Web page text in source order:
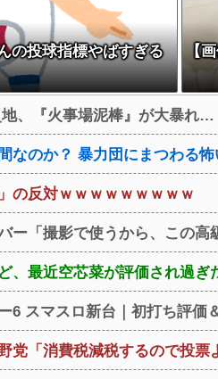
の投球指標やばすぎる
【
地、『火事場泥棒』が大暴れ…
なのか？ 暴力団にまつわる
の反対ｗｗｗｗｗｗｗｗｗ
ー「撮影で使うから、この
、最近空芯菜が評価され過ぎ
6 スマスロ新台｜初打ち評価
党「消費税減税するので投